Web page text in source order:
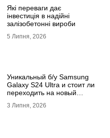
Які переваги дає
інвестиція в надійні
залізобетонні вироби
5 Липня, 2026
Уникальный б/у Samsung
Galaxy S24 Ultra и стоит ли
переходить на новый
3 Липня, 2026